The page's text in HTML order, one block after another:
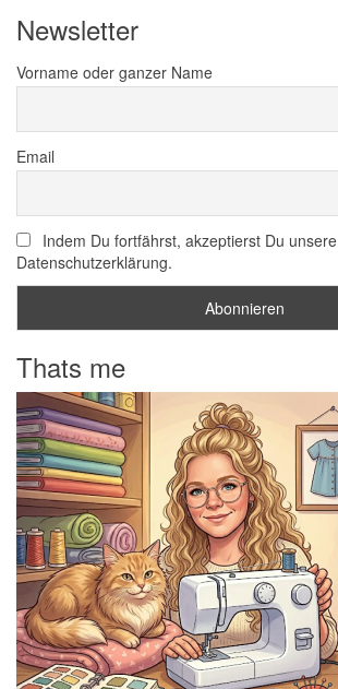
Newsletter
Vorname oder ganzer Name
Email
Indem Du fortfährst, akzeptierst Du unsere
Datenschutzerklärung.
Thats me